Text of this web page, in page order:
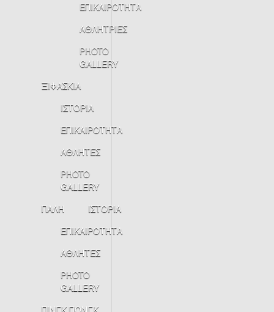
ΕΠΙΚΑΙΡΟΤΗΤΑ
ΑΘΛΗΤΡΙΕΣ
PHOTO
GALLERY
ΞΙΦΑΣΚΙΑ
ΙΣΤΟΡΙΑ
ΕΠΙΚΑΙΡΟΤΗΤΑ
ΑΘΛΗΤΕΣ
PHOTO
GALLERY
ΠΑΛΗ
ΙΣΤΟΡΙΑ
ΕΠΙΚΑΙΡΟΤΗΤΑ
ΑΘΛΗΤΕΣ
PHOTO
GALLERY
ΠΙΝΓΚ ΠΟΝΓΚ